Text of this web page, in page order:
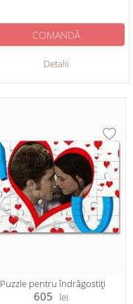
Detalii
COMANDĂ
Puzzle pentru îndrăgostiți
605 lei